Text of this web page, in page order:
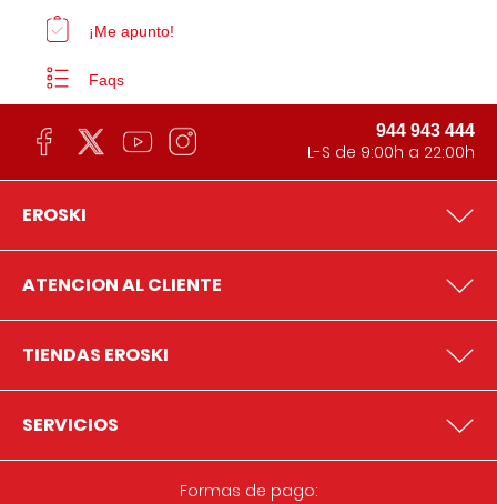
¡Me apunto!
Faqs
944 943 444
L-S de 9:00h a 22:00h
EROSKI
ATENCION AL CLIENTE
TIENDAS EROSKI
SERVICIOS
Formas de pago: